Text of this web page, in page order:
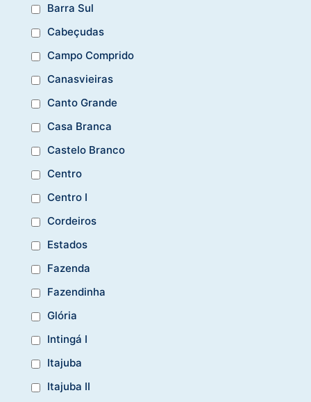
Barra Sul
Cabeçudas
Campo Comprido
Canasvieiras
Canto Grande
Casa Branca
Castelo Branco
Centro
Centro I
Cordeiros
Estados
Fazenda
Fazendinha
Glória
Intingá I
Itajuba
Itajuba II